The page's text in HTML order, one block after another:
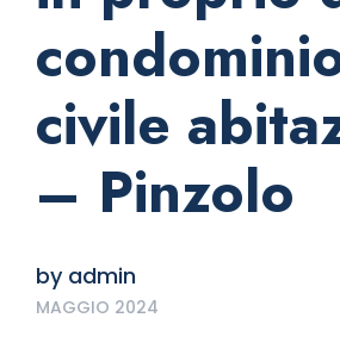
civile
– Pinzolo
by admin
MAGGIO 2024